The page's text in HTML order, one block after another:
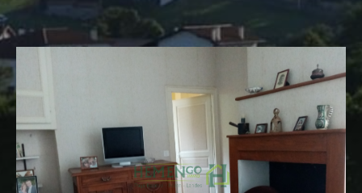
d'offre
Acheter
bien
Ville
Budget